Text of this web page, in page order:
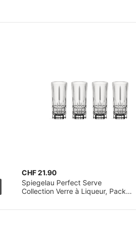
CHF 21.90
Spiegelau Perfect Serve
Collection Verre à Liqueur, Pack